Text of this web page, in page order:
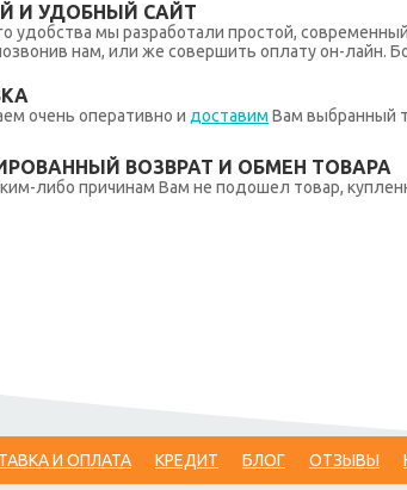
И УДОБНЫЙ САЙТ
удобства мы разработали простой,
нам, или же совершить оплату он-лайн.
очень оперативно и доставим Вам выбранный
ВОЗВРАТ И ОБМЕН ТОВАРА
либо причинам Вам не подошел товар,
И ОПЛАТА КРЕДИТ БЛОГ ОТЗЫВЫ